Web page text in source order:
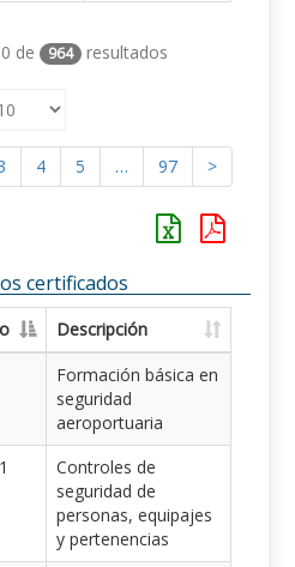
de 964 resultados
4 5 … 97 >
certificados
Descripción
Formación básica en
seguridad
aeroportuaria
Controles de
seguridad de
personas, equipajes
y pertenencias